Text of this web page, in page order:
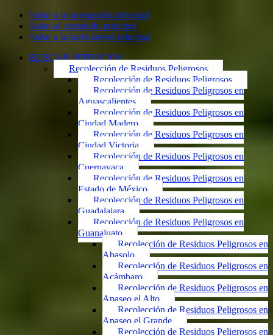
Saltar a la navegación principal
Saltar al contenido principal
Saltar a la barra lateral principal
BUSCAR SERVICIOS
Recolección de Residuos Peligrosos
Recolección de Residuos Peligrosos
Recolección de Residuos Peligrosos en
Aguascalientes
Recolección de Residuos Peligrosos en
Ciudad Madero
Recolección de Residuos Peligrosos en
Ciudad Victoria
Recolección de Residuos Peligrosos en
Cuernavaca
Recolección de Residuos Peligrosos en
Estado de México
Recolección de Residuos Peligrosos en
Guadalajara
Recolección de Residuos Peligrosos en
Guanajuato
Recolección de Residuos Peligrosos en
Abasolo
Recolección de Residuos Peligrosos en
Acámbaro
Recolección de Residuos Peligrosos en
Apaseo el Alto
Recolección de Residuos Peligrosos en
Apaseo el Grande
Recolección de Residuos Peligrosos en